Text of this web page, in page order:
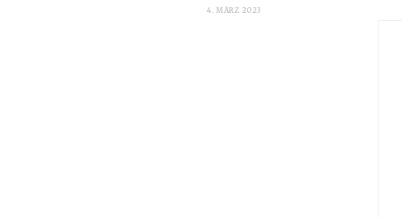
4. MÄRZ 2023